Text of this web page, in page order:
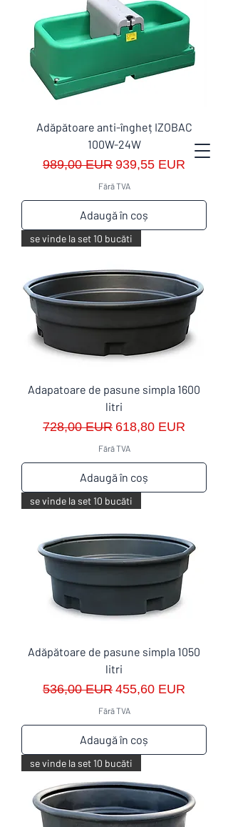
Adăpătoare anti-îngheț IZOBAC
100W-24W
Preț normal
989,00 EUR Preț redus
939,55 EUR
Fără TVA
Adaugă în coș
se vinde la set 10 bucăti
Adapatoare de pasune simpla 1600
litri
Preț normal
728,00 EUR Preț redus
618,80 EUR
Fără TVA
Adaugă în coș
se vinde la set 10 bucăti
Adăpătoare de pasune simpla 1050
litri
Preț normal
536,00 EUR Preț redus
455,60 EUR
Fără TVA
Adaugă în coș
se vinde la set 10 bucăti